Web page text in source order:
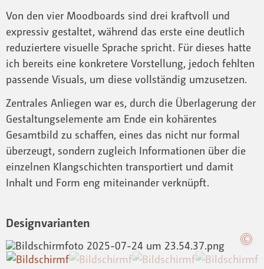
Von den vier Moodboards sind drei kraftvoll und
expressiv gestaltet, während das erste eine deutlich
reduziertere visuelle Sprache spricht. Für dieses hatte
ich bereits eine konkretere Vorstellung, jedoch fehlten
passende Visuals, um diese vollständig umzusetzen.
Zentrales Anliegen war es, durch die Überlagerung der
Gestaltungselemente am Ende ein kohärentes
Gesamtbild zu schaffen, eines das nicht nur formal
überzeugt, sondern zugleich Informationen über die
einzelnen Klangschichten transportiert und damit
Inhalt und Form eng miteinander verknüpft.
Designvarianten